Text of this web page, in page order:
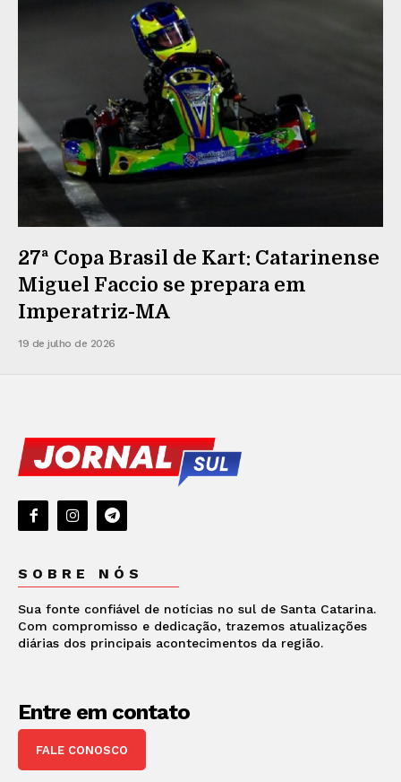
27ª Copa Brasil de Kart: Catarinense
Miguel Faccio se prepara em
Imperatriz-MA
19 de julho de 2026
SOBRE NÓS
Sua fonte confiável de notícias no sul de Santa Catarina.
Com compromisso e dedicação, trazemos atualizações
diárias dos principais acontecimentos da região.
Entre em contato
FALE CONOSCO